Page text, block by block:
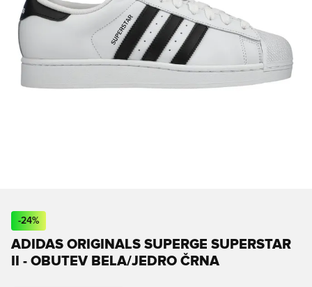
-24%
ADIDAS ORIGINALS SUPERGE SUPERSTAR
II - OBUTEV BELA/JEDRO ČRNA